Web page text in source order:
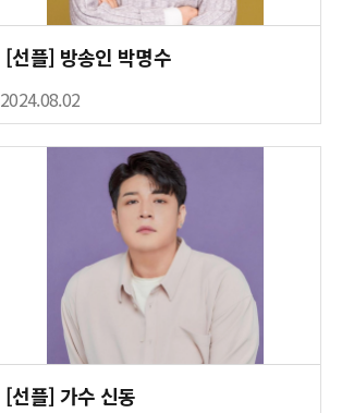
[선플] 방송인 박명수
2024.08.02
[선플] 가수 신동